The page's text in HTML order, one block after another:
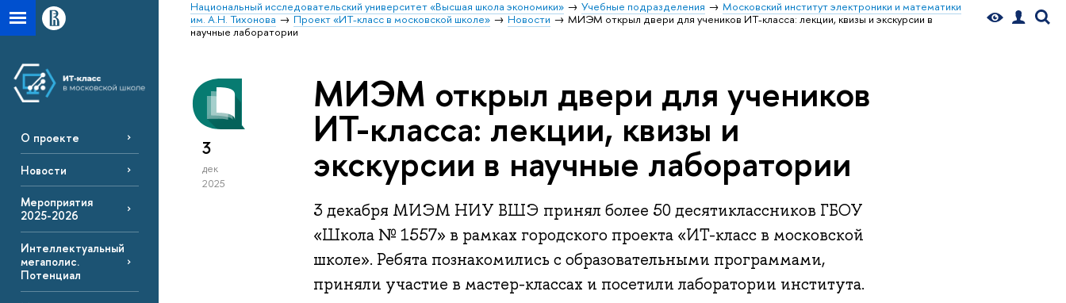
Национальный исследовательский университет «Высшая школа экономики» Учебные подразделения
Московский институт электроники и математики
им. А.Н. Тихонова
Проект «ИТ-класс в московской школе» Новости
МИЭМ открыл двери для учеников ИТ-класса: лекции, квизы и экскурсии в
научные лаборатории
О проекте
Новости
Мероприятия
2025-2026
Интеллектуальный
мегаполис.
Потенциал
3
дек
2025
МИЭМ открыл двери для учеников
ИТ-класса: лекции, квизы и
экскурсии в научные лаборатории
3 декабря МИЭМ НИУ ВШЭ принял более 50 десятиклассников ГБОУ
«Школа № 1557» в рамках городского проекта «ИТ-класс в московской
школе». Ребята познакомились с образовательными программами,
приняли участие в мастер-классах и посетили лаборатории института.